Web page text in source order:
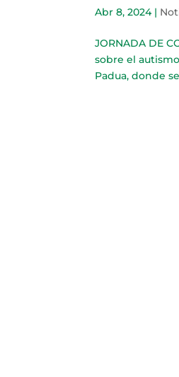
Abr 8, 2024|
JORNADA DE
sobre el
Padua, donde